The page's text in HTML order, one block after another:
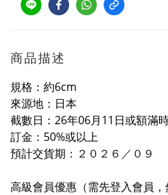
商品描述
規格：約6cm
來源地：日本
截數日：26年06月11日或額滿
訂金：50%或以上
預計交貨期 ：２０２６／０ ９
高級會員優惠（需先登入會員，